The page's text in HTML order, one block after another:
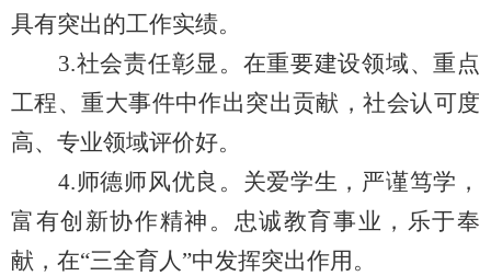
具有突出的工作实绩。
3.社会责任彰显。在重要建设领域、重点
工程、重大事件中作出突出贡献，社会认可度
高、专业领域评价好。
4.师德师风优良。关爱学生，严谨笃学，
富有创新协作精神。忠诚教育事业，乐于奉
献，在“三全育人”中发挥突出作用。